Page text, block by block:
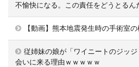
不愉快になる。この責任をどうとるん
【動画】熊本地震発生時の手術室
従姉妹の娘が「ワイニートのジッ
会いに来る理由ｗｗｗｗｗ